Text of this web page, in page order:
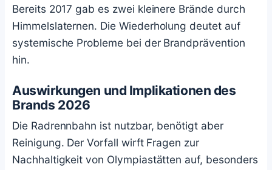
Bereits 2017 gab es zwei kleinere Brände durch
Himmelslaternen. Die Wiederholung deutet auf
systemische Probleme bei der Brandprävention
hin.
Auswirkungen und Implikationen des
Brands 2026
Die Radrennbahn ist nutzbar, benötigt aber
Reinigung. Der Vorfall wirft Fragen zur
Nachhaltigkeit von Olympiastätten auf, besonders